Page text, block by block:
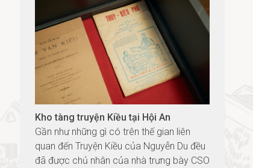
Kho tàng truyện Kiều tại Hội An
Gần như những gì có trên thế gian liên
quan đến Truyện Kiều của Nguyễn Du đều
đã được chủ nhân của nhà trưng bày CSO